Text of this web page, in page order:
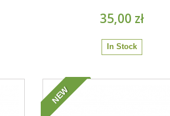
35,00 zł
In Stock
NEW